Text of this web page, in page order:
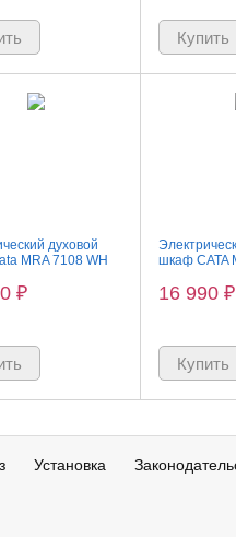
духовой
MRA 7108 WH
₽
шкаф CATA
16 990 ₽
Установка